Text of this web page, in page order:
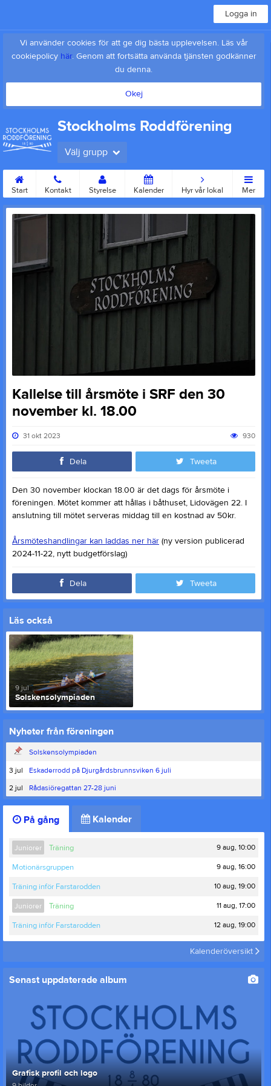
Logga in
Vi använder cookies för att ge dig bästa upplevelsen. Läs vår
cookiepolicy här. Genom att fortsätta använda tjänsten godkänner
du denna.
Okej
Stockholms Roddförening
Välj grupp
Start Kontakt Styrelse Kalender Hyr vår lokal Mer
Kallelse till årsmöte i SRF den 30
november kl. 18.00
31 okt 2023 930
Dela Tweeta
Den 30 november klockan 18.00 är det dags för årsmöte i
föreningen. Mötet kommer att hållas i båthuset, Lidovägen 22. I
anslutning till mötet serveras middag till en kostnad av 50kr.
Årsmöteshandlingar kan laddas ner här (ny version publicerad
2024-11-22, nytt budgetförslag)
Dela Tweeta
Läs också
9 jul
Solskensolympiaden
Nyheter från föreningen
Solskensolympiaden
3 jul
Eskaderrodd på Djurgårdsbrunnsviken 6 juli
2 jul
Rådasiöregattan 27-28 juni
På gång Kalender
Juniorer Träning 9 aug, 10:00
Motionärsgruppen 9 aug, 16:00
Träning inför Farstarodden 10 aug, 19:00
Juniorer Träning 11 aug, 17:00
Träning inför Farstarodden 12 aug, 19:00
Kalenderöversikt
Senast uppdaterade album
Grafisk profil och logo